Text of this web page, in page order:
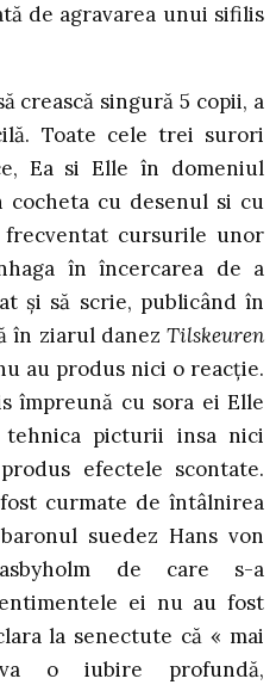
de agravarea unui sifilis
crească singură 5 copii, a
Toate cele trei surori
Ea si Elle în domeniul
cu desenul si cu
frecventat cursurile unor
în încercarea de a
şi să scrie, publicând în
în ziarul danez Tilskeuren
au produs nici o reacţie.
împreună cu sora ei Elle
picturii insa nici
efectele scontate.
curmate de întâlnirea
suedez Hans von
de care s-a
ei nu au fost
la senectute că « mai
o iubire profundă,